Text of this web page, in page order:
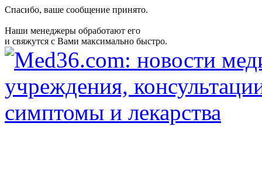
Спасибо, ваше сообщение принято.
Наши менеджеры обработают его
и свяжутся с Вами максимально быстро.